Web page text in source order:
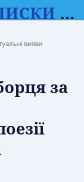
НАУКОВІ ЗАПИСКИ ВІННИЦЬКОГО ДЕРЖАВНОГО ПЕДАГОГІЧНОГО УНІВЕРСИТЕТУ ІМЕНІ МИХАЙЛА КОЦЮБИНСЬКОГО. СЕРІЯ: ФІЛОЛОГІЯ (МОВОЗНАВСТВО)
вияви
за